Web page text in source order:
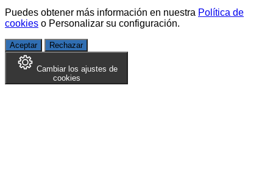
Puedes obtener más información en nuestra Política de
cookies o Personalizar su configuración.
Aceptar Rechazar
Cambiar los ajustes de
cookies